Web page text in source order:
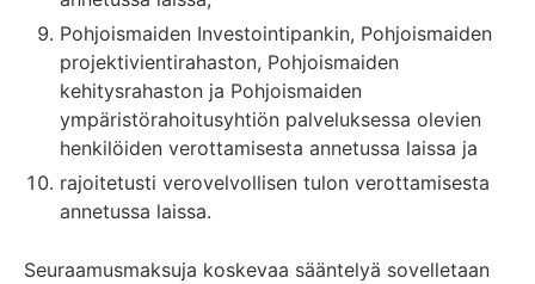
Pohjoismaiden Investointipankin, Pohjoismaiden
projektivientirahaston, Pohjoismaiden
kehitysrahaston ja Pohjoismaiden
ympäristörahoitusyhtiön palveluksessa olevien
henkilöiden verottamisesta annetussa laissa ja
rajoitetusti verovelvollisen tulon verottamisesta
annetussa laissa.
Seuraamusmaksuja koskevaa sääntelyä sovelletaan